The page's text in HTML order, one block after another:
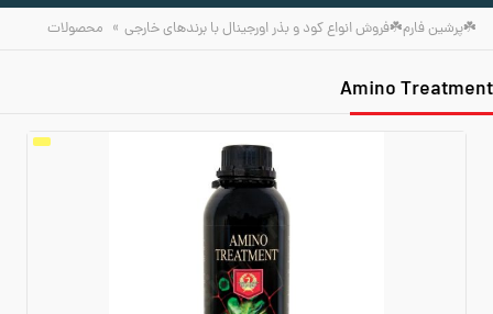
☘️پرشین فارم☘️فروش انواع کود و بذر اورجینال با برندهای خارجی » محصولات
Amino Treatment